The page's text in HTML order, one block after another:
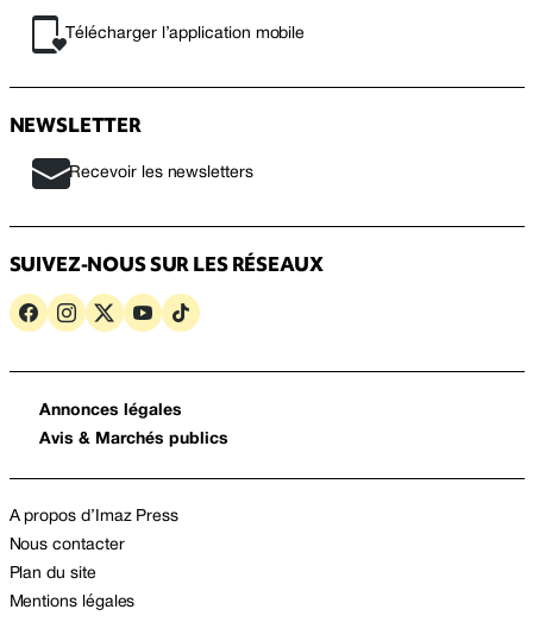
Télécharger l’application mobile
NEWSLETTER
Recevoir les newsletters
SUIVEZ-NOUS SUR LES RÉSEAUX
Annonces légales
Avis & Marchés publics
A propos d’Imaz Press
Nous contacter
Plan du site
Mentions légales